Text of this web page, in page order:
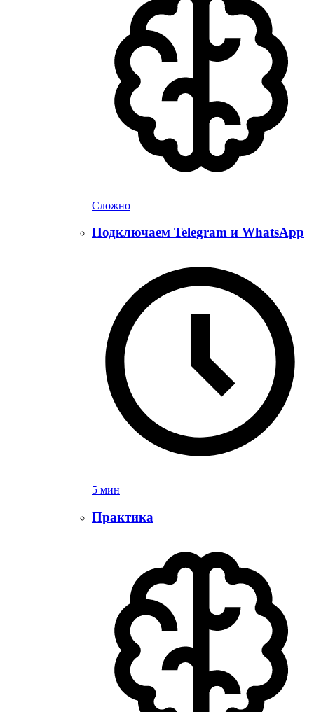
Сложно
Подключаем Telegram и WhatsApp
5 мин
Практика